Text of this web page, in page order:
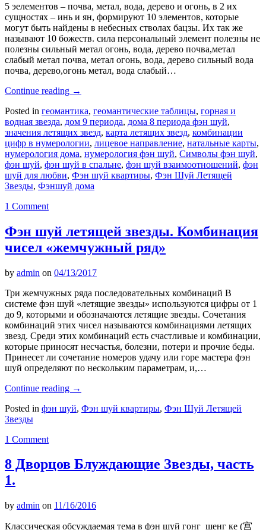
5 эелементов – почва, метал, вода, дерево и огонь, в 2 их
сущностях – инь и ян, формируют 10 элементов, которые
могут быть найдены в небесных стволах бацзы. Их так же
называют 10 божеств. сила персональный элемент полезны не
полезны сильный метал огонь, вода, дерево почва,метал
слабый метал почва, метал огонь, вода, дерево сильный вода
почва, дерево,огонь метал, вода слабый…
Continue reading →
Posted in геомантика, геомантические таблицы, горная и
водная звезда, дом 9 периода, дома 8 периода фэн шуй,
значения летящих звезд, карта летящих звезд, комбинации
цифр в нумерологии, лицевое направление, натальные карты,
нумерология дома, нумерология фэн шуй, Символы фэн шуй,
фэн шуй, фэн шуй в спальне, фэн шуй взаимоотношений, фэн
шуй для любви, Фэн шуй квартиры, Фэн Шуй Летящей
Звезды, Фэншуй дома
1 Comment
Фэн шуй летящей звезды. Комбинация
чисел «жемчужный ряд»
by admin on 04/13/2017
Три жемчужных ряда последовательных комбинаций В
системе фэн шуй «летящие звезды» используются цифры от 1
до 9, которыми и обозначаются летящие звезды. Сочетания
комбинаций этих чисел называются комбинациями летящих
звезд. Среди этих комбинаций есть счастливые и комбинации,
которые приносят несчастья, болезни, потери и прочие беды.
Принесет ли сочетание номеров удачу или горе мастера фэн
шуй определяют по нескольким параметрам, и,…
Continue reading →
Posted in фэн шуй, Фэн шуй квартиры, Фэн Шуй Летящей
Звезды
1 Comment
8 Дворцов Блуждающие Звезды, часть
1.
by admin on 11/16/2016
Классическая обсуждаемая тема в фэн шуй гонг шенг ке (宫